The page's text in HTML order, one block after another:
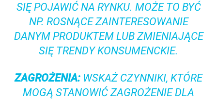
SIĘ POJAWIĆ NA RYNKU. MOŻE TO BYĆ
NP. ROSNĄCE ZAINTERESOWANIE
DANYM PRODUKTEM LUB ZMIENIAJĄCE
SIĘ TRENDY KONSUMENCKIE.
ZAGROŻENIA: WSKAŻ CZYNNIKI, KTÓRE
MOGĄ STANOWIĆ ZAGROŻENIE DLA